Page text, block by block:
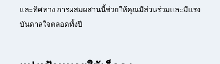
และทิศทาง การผสมผสานนี้ช่วยให้คุณมีส่วนร่วมและมีแรง
บันดาลใจตลอดทั้งปี